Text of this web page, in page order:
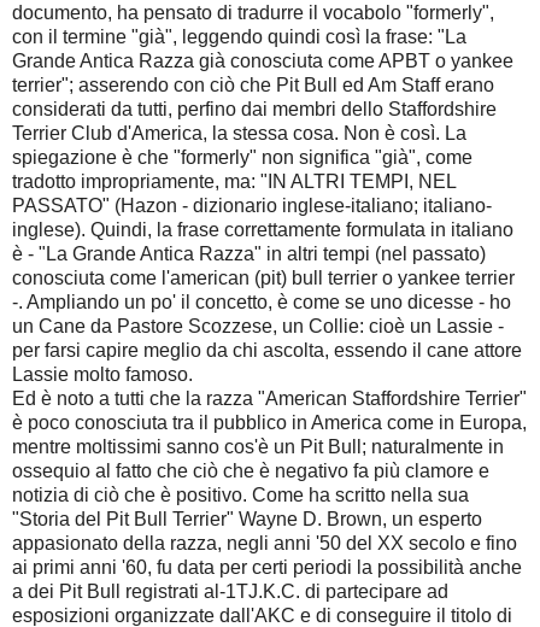
documento, ha pensato di tradurre il vocabolo "formerly",
con il termine "già", leggendo quindi così la frase: "La
Grande Antica Razza già conosciuta come APBT o yankee
terrier"; asserendo con ciò che Pit Bull ed Am Staff erano
considerati da tutti, perfino dai membri dello Staffordshire
Terrier Club d'America, la stessa cosa. Non è così. La
spiegazione è che "formerly" non significa "già", come
tradotto impropriamente, ma: "IN ALTRI TEMPI, NEL
PASSATO" (Hazon - dizionario inglese-italiano; italiano-
inglese). Quindi, la frase correttamente formulata in italiano
è - "La Grande Antica Razza" in altri tempi (nel passato)
conosciuta come l'american (pit) bull terrier o yankee terrier
-. Ampliando un po' il concetto, è come se uno dicesse - ho
un Cane da Pastore Scozzese, un Collie: cioè un Lassie -
per farsi capire meglio da chi ascolta, essendo il cane attore
Lassie molto famoso.
Ed è noto a tutti che la razza "American Staffordshire Terrier"
è poco conosciuta tra il pubblico in America come in Europa,
mentre moltissimi sanno cos'è un Pit Bull; naturalmente in
ossequio al fatto che ciò che è negativo fa più clamore e
notizia di ciò che è positivo. Come ha scritto nella sua
"Storia del Pit Bull Terrier" Wayne D. Brown, un esperto
appasionato della razza, negli anni '50 del XX secolo e fino
ai primi anni '60, fu data per certi periodi la possibilità anche
a dei Pit Bull registrati al-1TJ.K.C. di partecipare ad
esposizioni organizzate dall'AKC e di conseguire il titolo di